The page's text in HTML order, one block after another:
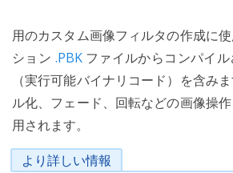
用のカスタム画像フィルタの作成に
ション .PBKファイルからコンパイル
（実行可能バイナリコード）を含み
ル化、フェード、回転などの画像操
用されます。
より詳しい情報